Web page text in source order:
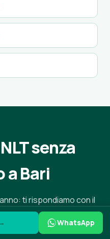
senza
a Bari
ti rispondiamo con il
Bari, in meno di 2 ore
WhatsApp